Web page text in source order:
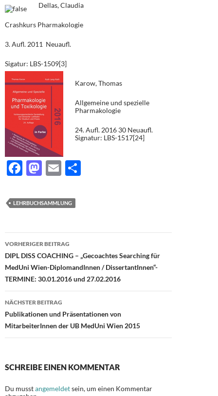
Dellas, Claudia
Crashkurs Pharmakologie
3. Aufl. 2011 Neuaufl.
Sigatur: LBS-1509[3]
Karow, Thomas
Allgemeine und spezielle
Pharmakologie
24. Aufl. 2016 30 Neuaufl.
Signatur: LBS-1517[24]
F
e
o
o
k
M
to
o
n
E
ail
LEHRBUCHSAMMLUNG
Beitragsnavigation
VORHERIGER BEITRAG
DIPL DISS COACHING – „Gecoachtes Searching für
MedUni Wien-DiplomandInnen / DissertantInnen“-
TERMINE: 30.01.2016 und 27.02.2016
NÄCHSTER BEITRAG
Publikationen und Präsentationen von
MitarbeiterInnen der UB MedUni Wien 2015
SCHREIBE EINEN KOMMENTAR
Du musstangemeldetsein, um einen Kommentar